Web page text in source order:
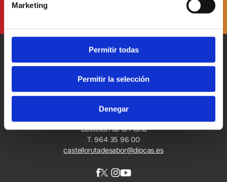
Marketing
Permitir todas
Permitir la selección
Denegar
Patronato Provincial de
Castellón de la Plana
T. 964 35 96 00
castellorutadesabor@dipcas.es